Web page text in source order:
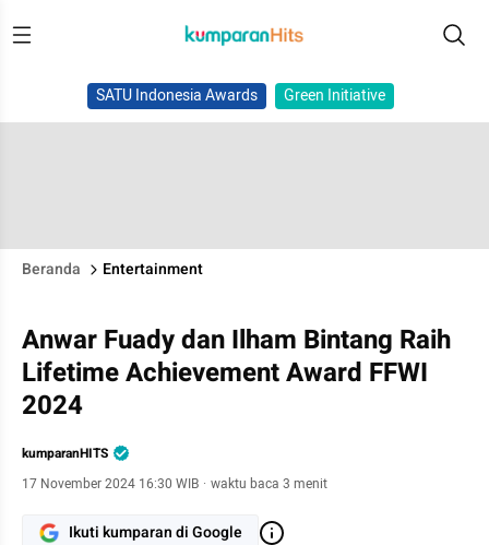
SATU Indonesia Awards Green Initiative
Beranda Entertainment
Anwar Fuady dan Ilham Bintang Raih
Lifetime Achievement Award FFWI
2024
kumparanHITS
17 November 2024 16:30 WIB · waktu baca 3 menit
Ikuti kumparan di Google